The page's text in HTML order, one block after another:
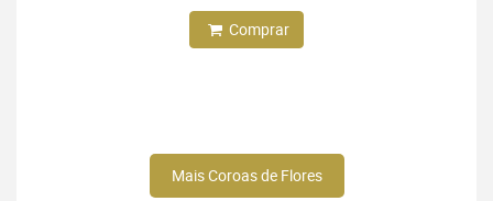
Comprar
Mais Coroas de Flores